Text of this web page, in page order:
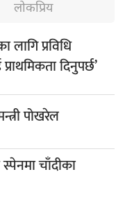
लोकप्रिय
लागि प्रविधि
दिनुपर्छ’
पोखरेल
चाँदीका